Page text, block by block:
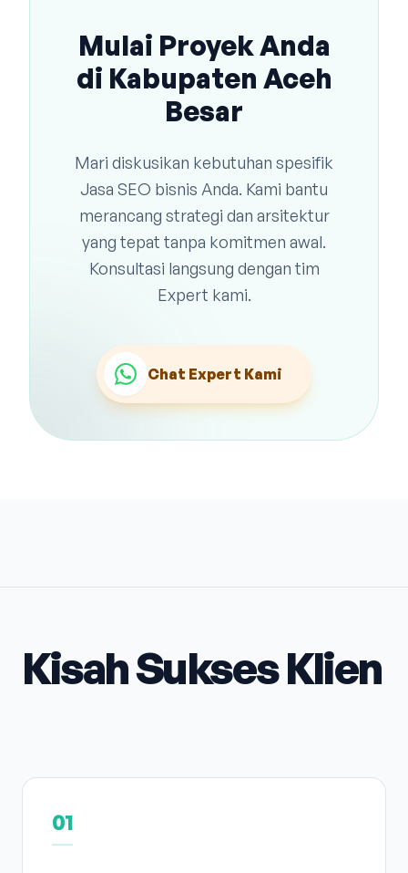
Mulai Proyek Anda
di Kabupaten Aceh
Besar
Mari diskusikan kebutuhan spesifik
Jasa SEO bisnis Anda. Kami bantu
merancang strategi dan arsitektur
yang tepat tanpa komitmen awal.
Konsultasi langsung dengan tim
Expert kami.
Chat Expert Kami
Kisah Sukses Klien
01